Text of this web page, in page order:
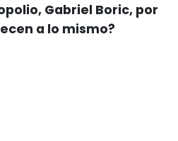
Gabriel Boric, por
a lo mismo?